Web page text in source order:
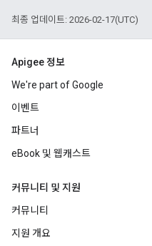
최종 업데이트: 2026-02-17(UTC)
Apigee 정보
We're part of Google
이벤트
파트너
eBook 및 웹캐스트
커뮤니티 및 지원
커뮤니티
지원 개요